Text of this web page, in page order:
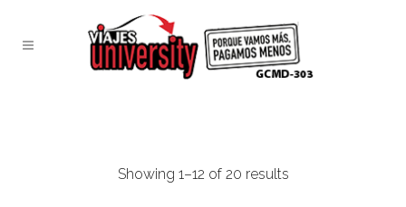
Showing 1–12 of 20 results